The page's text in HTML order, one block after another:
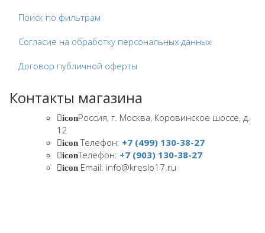
Поиск по фильтрам
Согласие на обработку персональных данных
Договор публичной оферты
Контакты магазина
iconРоссия, г. Москва, Коровинское шоссе, д.
12
iconТелефон: +7 (499) 130-38-27
iconТелефон: +7 (903) 130-38-27
icon Email: info@kreslo17.ru